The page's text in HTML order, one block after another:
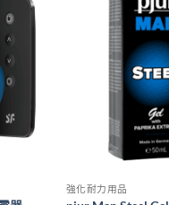
強化耐力用品